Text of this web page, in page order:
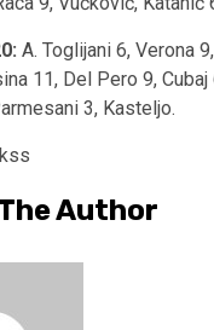
A. Toglijani 6, Verona
11, Del Pero 9, Cubaj
3, Kasteljo.
Author